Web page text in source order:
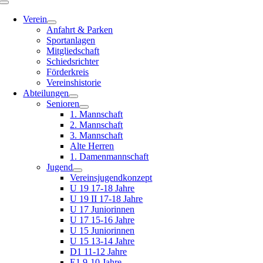
Toggle
NavigationVerein
Anfahrt & Parken
Sportanlagen
Mitgliedschaft
Schiedsrichter
Förderkreis
Vereinshistorie
Abteilungen
Senioren
1. Mannschaft
2. Mannschaft
3. Mannschaft
Alte Herren
1. Damenmannschaft
Jugend
Vereinsjugendkonzept
U 19 17-18 Jahre
U 19 II 17-18 Jahre
U 17 Juniorinnen
U 17 15-16 Jahre
U 15 Juniorinnen
U 15 13-14 Jahre
D1 11-12 Jahre